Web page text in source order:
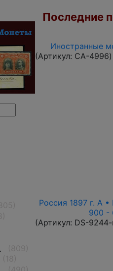
Последние
Иностранные
(Артикул: CA-4996)
Россия 1897 г. А
900 -
(Артикул: DS-